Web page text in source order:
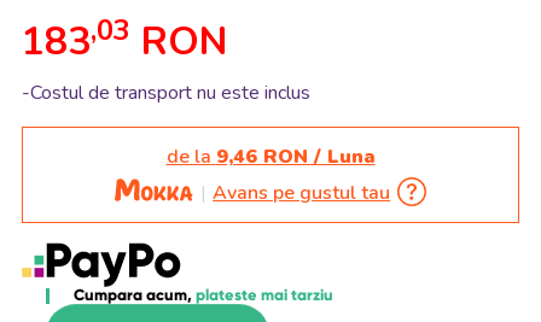
183,03 RON
-Costul de transport nu este inclus
de la 9,46 RON / Luna
Avans pe gustul tau
Cumpara acum, plateste mai tarziu